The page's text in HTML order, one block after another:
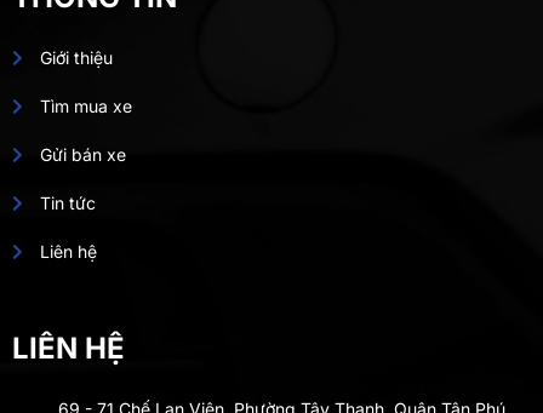
Giới thiệu
Tìm mua xe
Gửi bán xe
Tin tức
Liên hệ
LIÊN HỆ